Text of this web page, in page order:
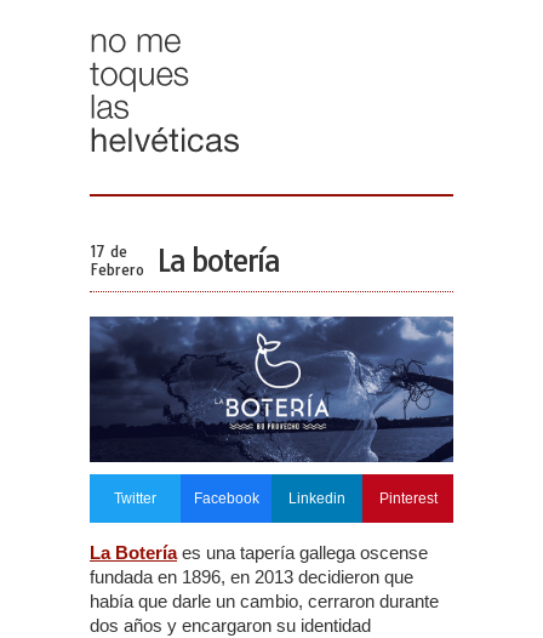
17 de
Febrero
La botería
Twitter Facebook Linkedin Pinterest
La Boteríaes una tapería gallega oscense
fundada en 1896, en 2013 decidieron que
había que darle un cambio, cerraron durante
dos años y encargaron su identidad